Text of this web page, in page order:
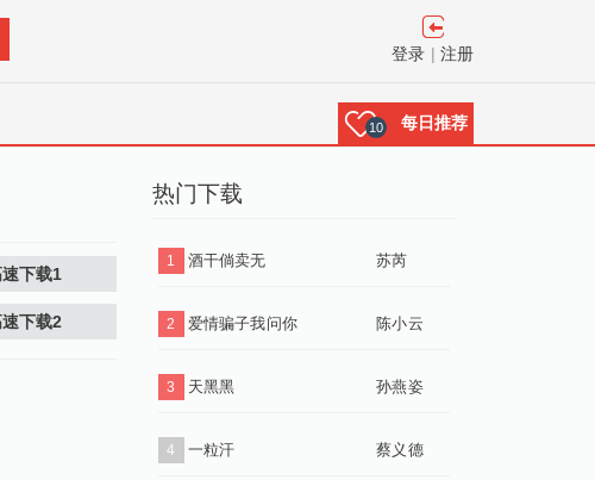
登录 | 注册
10 每日推荐
下载1
下载2
热门下载
1 酒干倘卖无 苏芮
2 爱情骗子我问你 陈小云
3 天黑黑 孙燕姿
4 一粒汗 蔡义德